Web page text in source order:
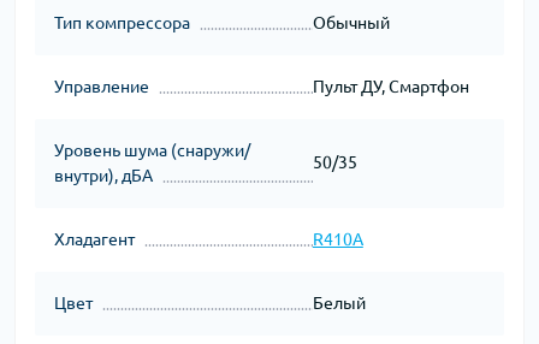
Тип компрессора Обычный
Управление Пульт ДУ, Смартфон
Уровень шума (снаружи/
внутри), дБА
50/35
Хладагент R410A
Цвет Белый